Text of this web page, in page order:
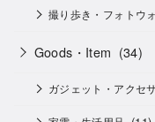
撮り歩き・フォトウ
Goods・Item (34)
ガジェット・アクセ